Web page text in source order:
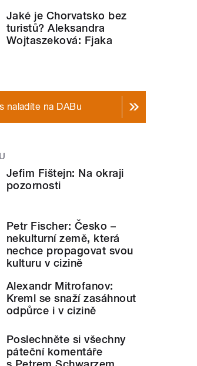
Jaké je Chorvatsko bez
turistů? Aleksandra
Wojtaszeková: Fjaka
naladíte na DABu
Jefim Fištejn: Na okraji
pozornosti
Petr Fischer: Česko –
nekulturní země, která
nechce propagovat svou
kulturu v cizině
Alexandr Mitrofanov:
Kreml se snaží zasáhnout
odpůrce i v cizině
Poslechněte si všechny
páteční komentáře